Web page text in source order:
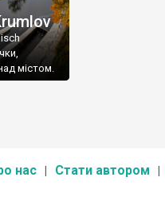
містом.
нас Стати автором